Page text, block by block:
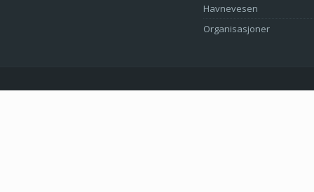
Havnevesen
Organisasjoner